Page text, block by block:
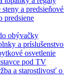
steny a
predsiene
obývačky
a
osvetlenie
pod TV
a starostlivosť